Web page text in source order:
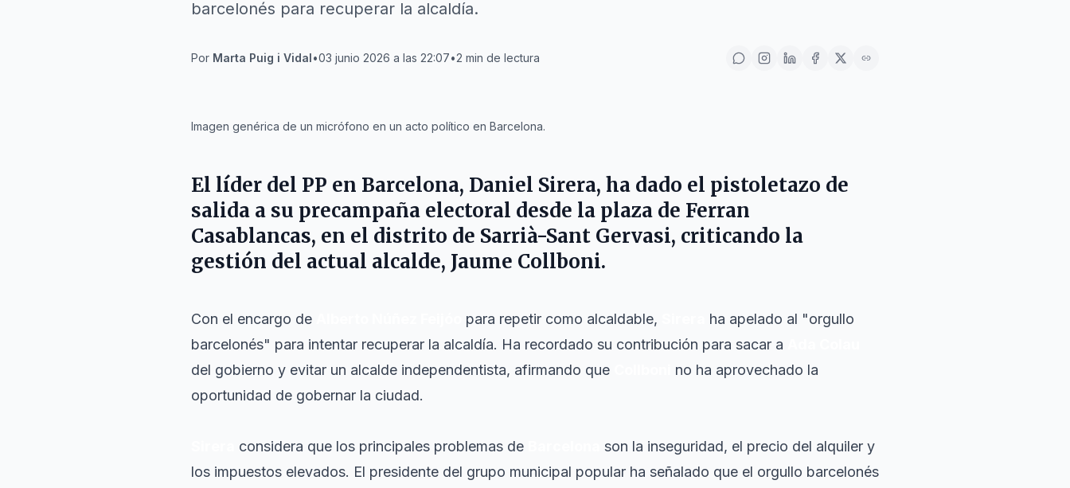
barcelonés para recuperar la alcaldía.
Por Marta Puig i Vidal•03 junio 2026 a las 22:07•2 min de lectura
Imagen genérica de un micrófono en un acto político en Barcelona.
El líder del PP en Barcelona, Daniel Sirera, ha dado el pistoletazo de
salida a su precampaña electoral desde la plaza de Ferran
Casablancas, en el distrito de Sarrià-Sant Gervasi, criticando la
gestión del actual alcalde, Jaume Collboni.
Con el encargo de para repetir como alcaldable,
ha apelado al "orgullo
barcelonés" para intentar recuperar la alcaldía. Ha recordado su contribución para sacar a
del gobierno y evitar un alcalde independentista, afirmando que
no ha aprovechado la
oportunidad de gobernar la ciudad.
considera que los principales problemas de
son la inseguridad, el precio del alquiler y
los impuestos elevados. El presidente del grupo municipal popular ha señalado que el orgullo barcelonés